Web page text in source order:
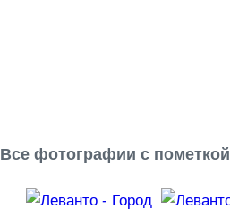
Все фотографии с